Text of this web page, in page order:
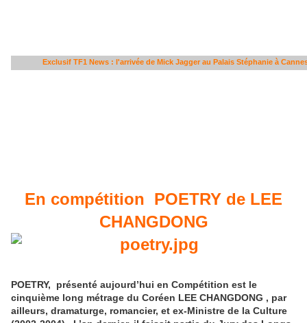
Exclusif TF1 News : l'arrivée de Mick Jagger au Palais Stéphanie à
En compétition POETRY de LEE
CHANGDONG
POETRY, présenté aujourd’hui en Compétition est le
cinquième long métrage du Coréen LEE CHANGDONG , par
ailleurs, dramaturge, romancier, et ex-Ministre de la Culture